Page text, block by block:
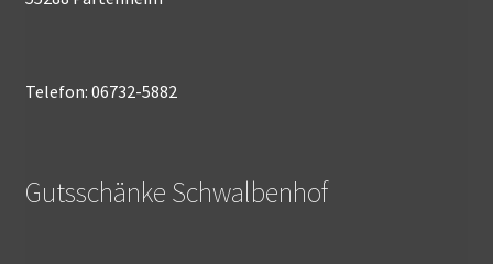
Telefon: 06732-5882
Gutsschänke Schwalbenhof